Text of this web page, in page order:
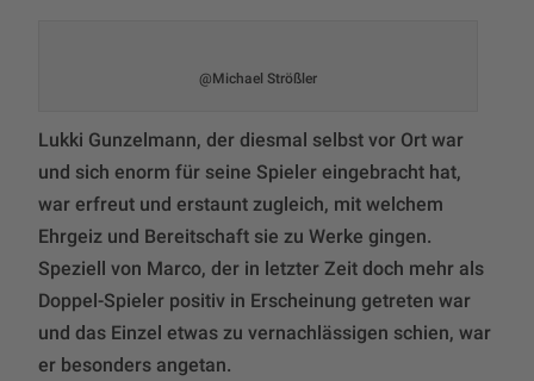
@Michael Strößler
Lukki Gunzelmann, der diesmal selbst vor Ort war
und sich enorm für seine Spieler eingebracht hat,
war erfreut und erstaunt zugleich, mit welchem
Ehrgeiz und Bereitschaft sie zu Werke gingen.
Speziell von Marco, der in letzter Zeit doch mehr als
Doppel-Spieler positiv in Erscheinung getreten war
und das Einzel etwas zu vernachlässigen schien, war
er besonders angetan.